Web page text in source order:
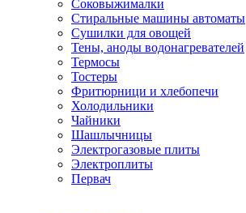
Соковыжималки
Стиральные машины автоматы
Сушилки для овощей
Тены, аноды водонагревателей
Термосы
Тостеры
Фритюрници и хлебопечи
Холодильники
Чайники
Шашлычницы
Электрогазовые плиты
Электроплиты
Первач